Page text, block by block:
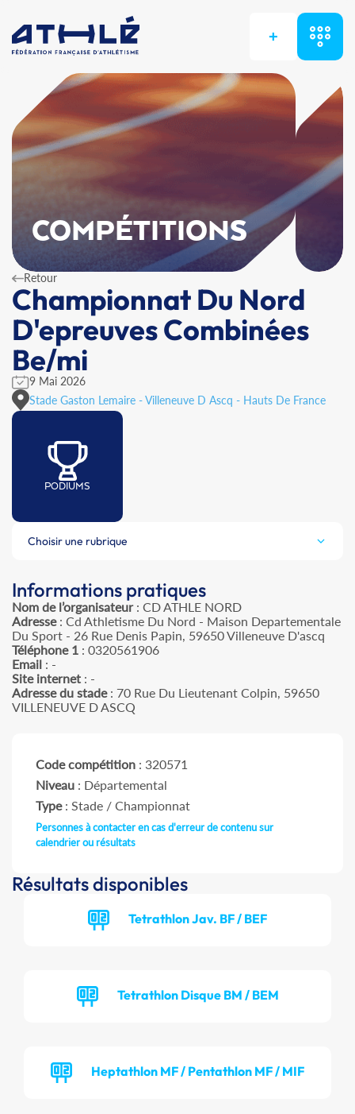
+
COMPÉTITIONS
Retour
Championnat Du Nord
D'epreuves Combinées
Be/mi
9 Mai 2026
Stade Gaston Lemaire - Villeneuve D Ascq - Hauts De France
PODIUMS
Choisir une rubrique
Informations pratiques
Nom de l’organisateur: CD ATHLE NORD
Adresse: Cd Athletisme Du Nord - Maison Departementale
Du Sport - 26 Rue Denis Papin, 59650 Villeneuve D'ascq
Téléphone 1 : 0320561906
Email : -
Site internet : -
Adresse du stade: 70 Rue Du Lieutenant Colpin, 59650
VILLENEUVE D ASCQ
Code compétition : 320571
Niveau : Départemental
Type: Stade / Championnat
Personnes à contacter en cas d'erreur de contenu sur
calendrier ou résultats
Résultats disponibles
Tetrathlon Jav. BF / BEF
Tetrathlon Disque BM / BEM
Heptathlon MF / Pentathlon MF / MIF